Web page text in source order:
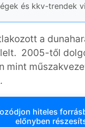
és kkv-trendek
a
2005-től
mint
hiteles
előnyben